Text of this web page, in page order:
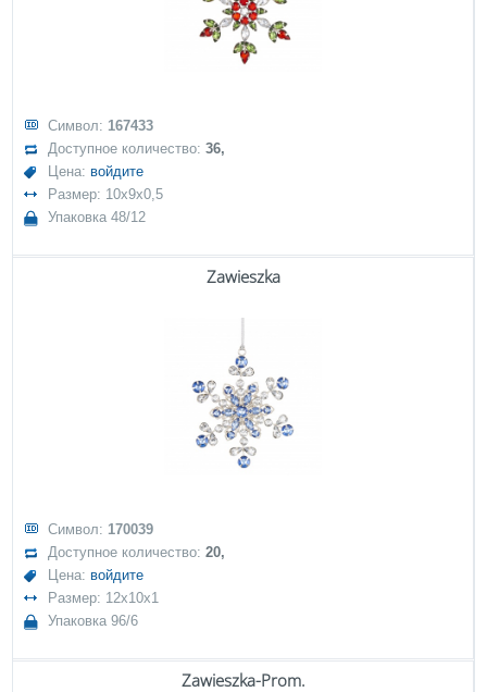
Символ: 167433
Доступное количество:36,
Цена: войдите
Размер: 10x9x0,5
Упаковка 48/12
Zawieszka
Символ: 170039
Доступное количество:20,
Цена: войдите
Размер: 12x10x1
Упаковка 96/6
Zawieszka-Prom.